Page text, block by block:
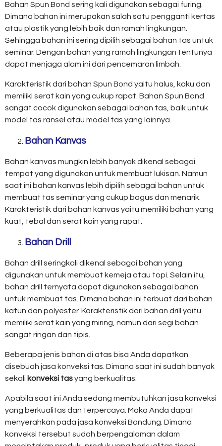
Bahan Spun Bond sering kali digunakan sebagai furing.
Dimana bahan ini merupakan salah satu pengganti kertas
atau plastik yang lebih baik dan ramah lingkungan.
Sehingga bahan ini sering dipilih sebagai bahan tas untuk
seminar. Dengan bahan yang ramah lingkungan tentunya
dapat menjaga alam ini dari pencemaran limbah.
Karakteristik dari bahan Spun Bond yaitu halus, kaku dan
memiliki serat kain yang cukup rapat. Bahan Spun Bond
sangat cocok digunakan sebagai bahan tas, baik untuk
model tas ransel atau model tas yang lainnya.
Bahan Kanvas
Bahan kanvas mungkin lebih banyak dikenal sebagai
tempat yang digunakan untuk membuat lukisan. Namun
saat ini bahan kanvas lebih dipilih sebagai bahan untuk
membuat tas seminar yang cukup bagus dan menarik.
Karakteristik dari bahan kanvas yaitu memiliki bahan yang
kuat, tebal dan serat kain yang rapat.
Bahan Drill
Bahan drill seringkali dikenal sebagai bahan yang
digunakan untuk membuat kemeja atau topi. Selain itu,
bahan drill ternyata dapat digunakan sebagai bahan
untuk membuat tas. Dimana bahan ini terbuat dari bahan
katun dan polyester. Karakteristik dari bahan drill yaitu
memiliki serat kain yang miring, namun dari segi bahan
sangat ringan dan tipis.
Beberapa jenis bahan di atas bisa Anda dapatkan
disebuah jasa konveksi tas. Dimana saat ini sudah banyak
sekali konveksi tasyang berkualitas.
Apabila saat ini Anda sedang membutuhkan jasa konveksi
yang berkualitas dan terpercaya. Maka Anda dapat
menyerahkan pada jasa konveksi Bandung. Dimana
konveksi tersebut sudah berpengalaman dalam